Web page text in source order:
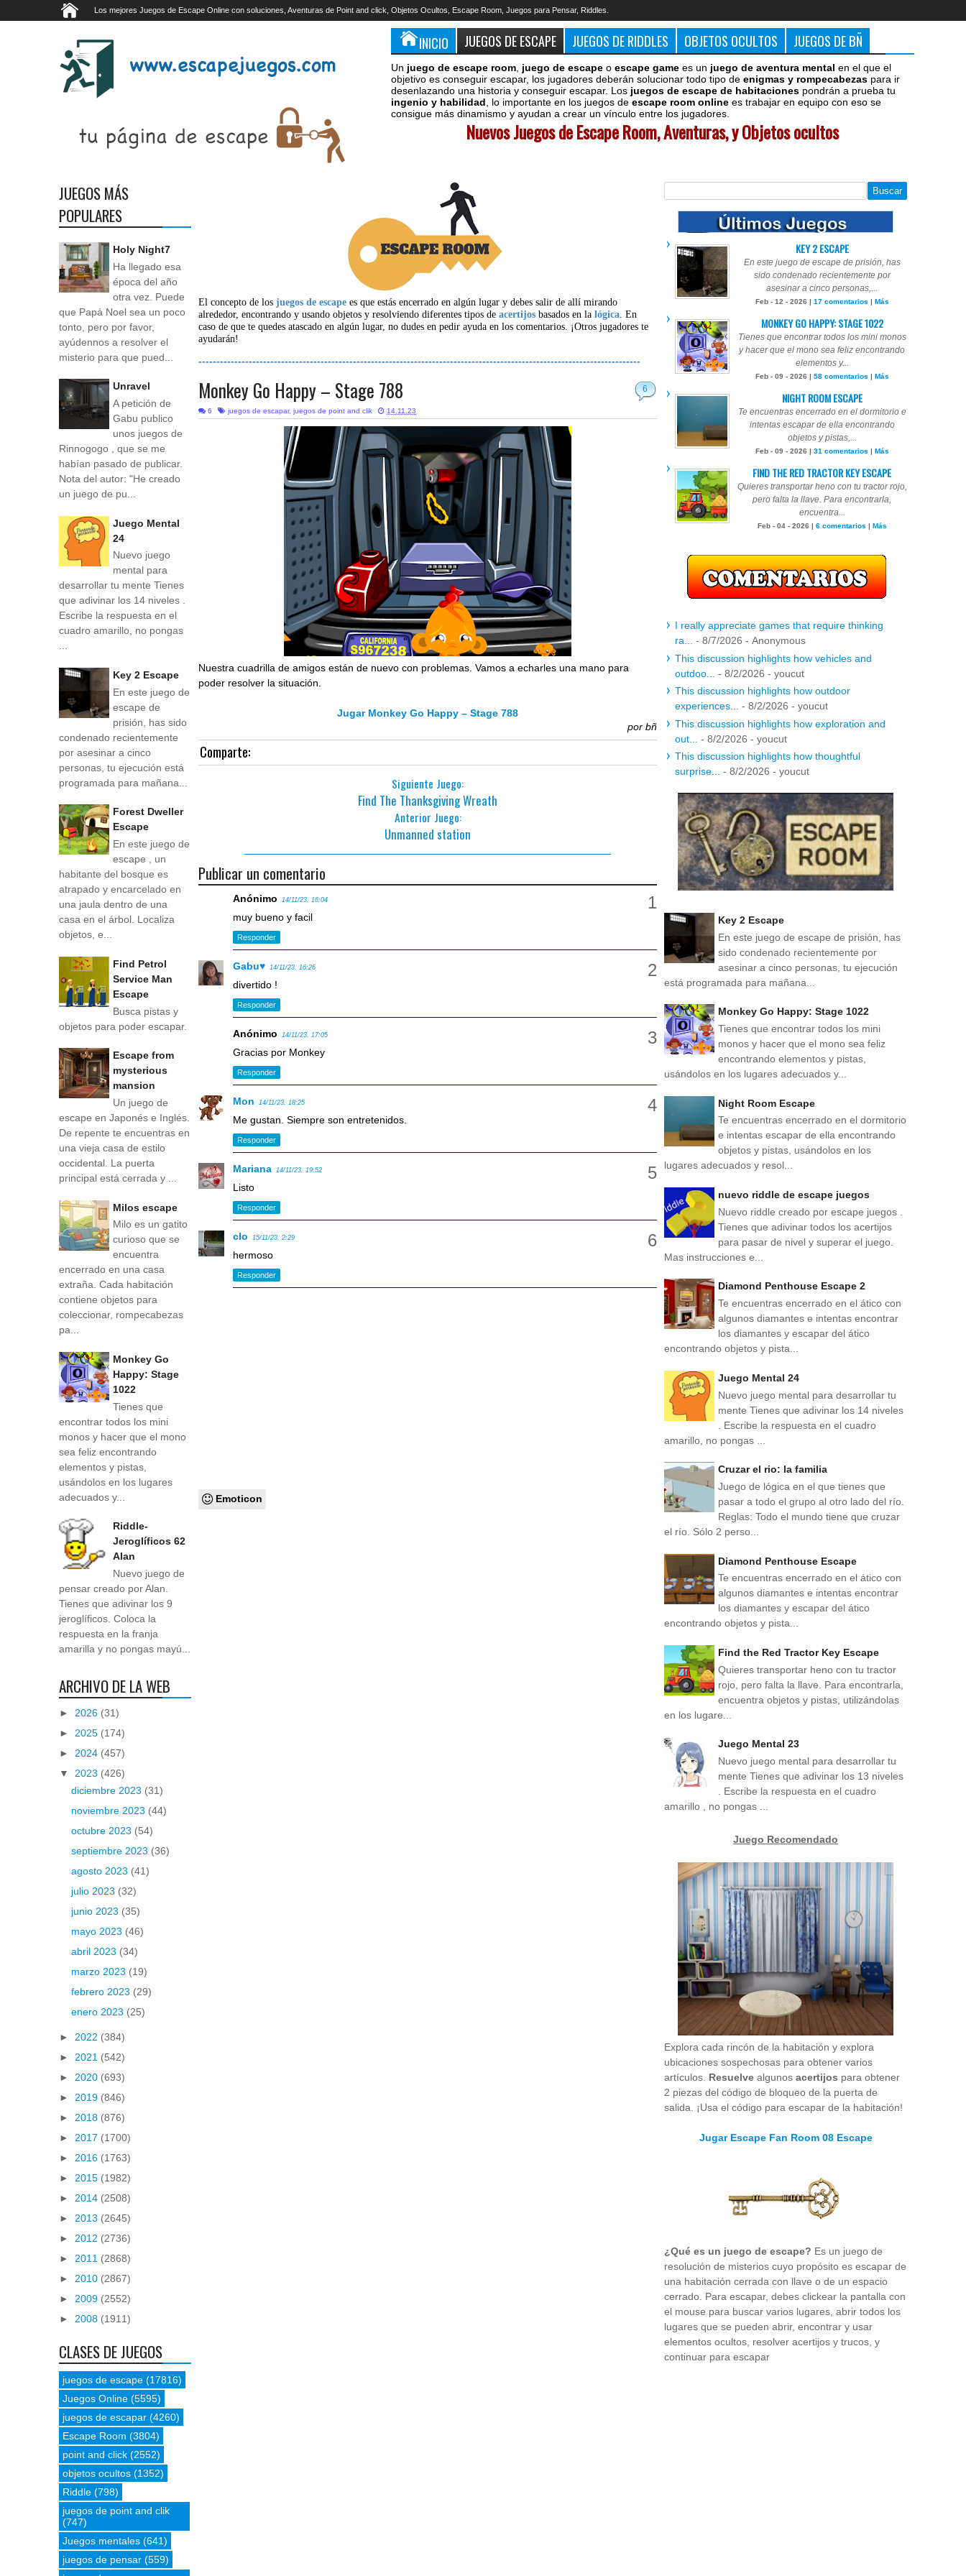
Los mejores Juegos de Escape Online con soluciones, Aventuras de Point and click, Objetos Ocultos, Escape Room, Juegos para Pensar, Riddles.
INICIO JUEGOS DE ESCAPE JUEGOS DE RIDDLES OBJETOS OCULTOS JUEGOS DE BÑ
Un juego de escape room juego de escape o escape game es un juego de aventura mental en el que el
objetivo es conseguir escapar, los jugadores deberán solucionar todo tipo de enigmas y rompecabezas para ir
desenlazando una historia y conseguir escapar. Los juegos de escape de habitaciones pondrán a prueba tu
ingenio y habilidad , lo importante en los juegos de escape room online es trabajar en equipo con eso se
consigue más dinamismo y ayudan a crear un vínculo entre los jugadores.
Nuevos Juegos de Escape Room, Aventuras, y Objetos ocultos
El concepto de losjuegos de escape es que estás encerrado en algún lugar y debes salir de allí mirando
alrededor, encontrando y usando objetos y resolviendo diferentes tipos deacertijos basados en lalógica. En
caso de que te quedes atascado en algún lugar, no dudes en pedir ayuda en los comentarios. ¡Otros jugadores te
ayudarán!
---------------------------------------------------------------------------------------------------------------------------
6
Monkey Go Happy – Stage 788
6 juegos de escapar, juegos de point and clik 14.11.23
Nuestra cuadrilla de amigos están de nuevo con problemas. Vamos a echarles una mano para
poder resolver la situación.
Jugar Monkey Go Happy – Stage 788
por bñ
Comparte:
Siguiente Juego:
Find The Thanksgiving Wreath
Anterior Juego:
Unmanned station
Publicar un comentario
Anónimo 14/11/23, 16:04
muy bueno y facil
Responder
Gabu♥ 14/11/23, 16:26
divertido !
Responder
Anónimo 14/11/23, 17:05
Gracias por Monkey
Responder
Mon 14/11/23, 18:25
Me gustan. Siempre son entretenidos.
Responder
Mariana 14/11/23, 19:52
Listo
Responder
clo 15/11/23, 2:29
hermoso
Responder
Emoticon
JUEGOS MÁS
POPULARES
Holy Night7
Ha llegado esa
época del año
otra vez. Puede
que Papá Noel sea un poco
tonto, pero por favor,
ayúdennos a resolver el
misterio para que pued...
Unravel
A petición de
Gabu publico
unos juegos de
Rinnogogo , que se me
habían pasado de publicar.
Nota del autor: "He creado
un juego de pu...
Juego Mental
24
Nuevo juego
mental para
desarrollar tu mente Tienes
que adivinar los 14 niveles .
Escribe la respuesta en el
cuadro amarillo, no pongas
...
Key 2 Escape
En este juego de
escape de
prisión, has sido
condenado recientemente
por asesinar a cinco
personas, tu ejecución está
programada para mañana...
Forest Dweller
Escape
En este juego de
escape , un
habitante del bosque es
atrapado y encarcelado en
una jaula dentro de una
casa en el árbol. Localiza
objetos, e...
Find Petrol
Service Man
Escape
Busca pistas y
objetos para poder escapar.
Escape from
mysterious
mansion
Un juego de
escape en Japonés e Inglés.
De repente te encuentras en
una vieja casa de estilo
occidental. La puerta
principal está cerrada y ...
Milos escape
Milo es un gatito
curioso que se
encuentra
encerrado en una casa
extraña. Cada habitación
contiene objetos para
coleccionar, rompecabezas
pa...
Monkey Go
Happy: Stage
1022
Tienes que
encontrar todos los mini
monos y hacer que el mono
sea feliz encontrando
elementos y pistas,
usándolos en los lugares
adecuados y...
Riddle-
Jeroglíficos 62
Alan
Nuevo juego de
pensar creado por Alan.
Tienes que adivinar los 9
jeroglíficos. Coloca la
respuesta en la franja
amarilla y no pongas mayú...
ARCHIVO DE LA WEB
► 2026 (31)
► 2025 (174)
► 2024 (457)
▼ 2023 (426)
diciembre 2023 (31)
noviembre 2023 (44)
octubre 2023 (54)
septiembre 2023 (36)
agosto 2023 (41)
julio 2023 (32)
junio 2023 (35)
mayo 2023 (46)
abril 2023 (34)
marzo 2023 (19)
febrero 2023 (29)
enero 2023 (25)
► 2022 (384)
► 2021 (542)
► 2020 (693)
► 2019 (846)
► 2018 (876)
► 2017 (1700)
► 2016 (1763)
► 2015 (1982)
► 2014 (2508)
► 2013 (2645)
► 2012 (2736)
► 2011 (2868)
► 2010 (2867)
► 2009 (2552)
► 2008 (1911)
CLASES DE JUEGOS
juegos de escape (17816)
Juegos Online (5595)
juegos de escapar (4260)
Escape Room (3804)
point and click (2552)
objetos ocultos (1352)
Riddle (798)
juegos de point and clik
(747)
Juegos mentales (641)
juegos de pensar (559)
KEY 2 ESCAPE
En este juego de escape de prisión, has
sido condenado recientemente por
asesinar a cinco personas,...
Feb - 12 - 2026 | 17 comentarios | Más
MONKEY GO HAPPY: STAGE 1022
Tienes que encontrar todos los mini monos
y hacer que el mono sea feliz encontrando
elementos y...
Feb - 09 - 2026 | 58 comentarios | Más
NIGHT ROOM ESCAPE
Te encuentras encerrado en el dormitorio e
intentas escapar de ella encontrando
objetos y pistas,...
Feb - 09 - 2026 | 31 comentarios | Más
FIND THE RED TRACTOR KEY ESCAPE
Quieres transportar heno con tu tractor rojo,
pero falta la llave. Para encontrarla,
encuentra...
Feb - 04 - 2026 | 6 comentarios | Más
I really appreciate games that require thinking
ra...
- 8/7/2026 - Anonymous
This discussion highlights how vehicles and
outdoo...
- 8/2/2026 - youcut
This discussion highlights how outdoor
experiences...
- 8/2/2026 - youcut
This discussion highlights how exploration and
out...
- 8/2/2026 - youcut
This discussion highlights how thoughtful
surprise...
- 8/2/2026 - youcut
Key 2 Escape
En este juego de escape de prisión, has
sido condenado recientemente por
asesinar a cinco personas, tu ejecución
está programada para mañana...
Monkey Go Happy: Stage 1022
Tienes que encontrar todos los mini
monos y hacer que el mono sea feliz
encontrando elementos y pistas,
usándolos en los lugares adecuados y...
Night Room Escape
Te encuentras encerrado en el dormitorio
e intentas escapar de ella encontrando
objetos y pistas, usándolos en los
lugares adecuados y resol...
nuevo riddle de escape juegos
Nuevo riddle creado por escape juegos .
Tienes que adivinar todos los acertijos
para pasar de nivel y superar el juego.
Mas instrucciones e...
Diamond Penthouse Escape 2
Te encuentras encerrado en el ático con
algunos diamantes e intentas encontrar
los diamantes y escapar del ático
encontrando objetos y pista...
Juego Mental 24
Nuevo juego mental para desarrollar tu
mente Tienes que adivinar los 14 niveles
. Escribe la respuesta en el cuadro
amarillo, no pongas ...
Cruzar el rio: la familia
Juego de lógica en el que tienes que
pasar a todo el grupo al otro lado del río.
Reglas: Todo el mundo tiene que cruzar
el río. Sólo 2 perso...
Diamond Penthouse Escape
Te encuentras encerrado en el ático con
algunos diamantes e intentas encontrar
los diamantes y escapar del ático
encontrando objetos y pista...
Find the Red Tractor Key Escape
Quieres transportar heno con tu tractor
rojo, pero falta la llave. Para encontrarla,
encuentra objetos y pistas, utilizándolas
en los lugare...
Juego Mental 23
Nuevo juego mental para desarrollar tu
mente Tienes que adivinar los 13 niveles
. Escribe la respuesta en el cuadro
amarillo , no pongas ...
Juego Recomendado
Explora cada rincón de la habitación y explora
ubicaciones sospechosas para obtener varios
artículos. Resuelve algunos acertijos para obtener
2 piezas del código de bloqueo de la puerta de
salida. ¡Usa el código para escapar de la habitación!
Jugar Escape Fan Room 08 Escape
¿Qué es un juego de escape? Es un juego de
resolución de misterios cuyo propósito es escapar de
una habitación cerrada con llave o de un espacio
cerrado. Para escapar, debes clickear la pantalla con
el mouse para buscar varios lugares, abrir todos los
lugares que se pueden abrir, encontrar y usar
elementos ocultos, resolver acertijos y trucos, y
continuar para escapar